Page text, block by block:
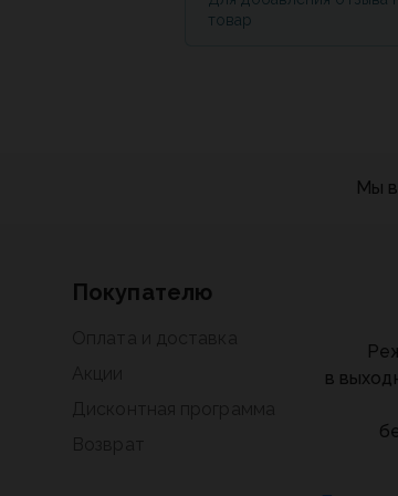
товар
Мы в
Покупателю
в